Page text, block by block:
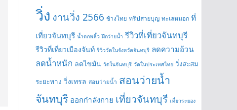
วิ่ง งานวิ่ง 2566 ช้างไทย ทริปสายบุญ ทะเลหมอก ที่
เที่ยวจันทบุรี น้ำตกพลิ้ว ฝึกว่ายน้ำ รีวิวที่เที่ยวจันทบุรี
รีวิวที่เที่ยวเมืองจันท์ รีวิววัดในจังหวัดจันทบุรี ลดความอ้วน
ลดน้ำหนัก ลดไขมัน วัดในจันทบุรี วัดในประเทศไทย วิ่งสะสม
ระยะทาง วิ่งเทรล สอนว่ายน้ำ สอนว่ายน้ำ
จันทบุรี ออกกำลังกาย เที่ยวจันทบุรี เที่ยวระยอง